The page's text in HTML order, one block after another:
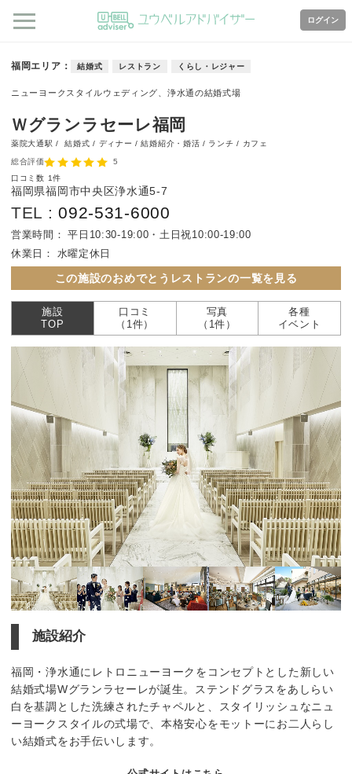
ログイン
福岡エリア 結婚式 レストラン くらし・レジャー
ニューヨークスタイルウェディング、浄水通の結婚式場
Ｗグランラセーレ福岡
薬院大通駅 /結婚式 / ディナー / 結婚紹介・婚活 / ランチ / カフェ
総合評価
5
口コミ数 1件
福岡県福岡市中央区浄水通5-7
TEL :092-531-6000
営業時間：
平日10:30-19:00・土日祝10:00-19:00
休業日：
水曜定休日
この施設のおめでとうレストランの一覧を見る
施設
TOP
口コミ
（1件）
写真
（1件）
各種
イベント
施設紹介
福岡・浄水通にレトロニューヨークをコンセプトとした新しい
結婚式場Wグランラセーレが誕生。ステンドグラスをあしらい
白を基調とした洗練されたチャペルと、スタイリッシュなニュ
ーヨークスタイルの式場で、本格安心をモットーにお二人らし
い結婚式をお手伝いします。